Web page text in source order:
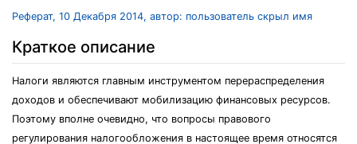
Реферат, 10 Декабря 2014, автор: пользователь скрыл имя
Краткое описание
Налоги являются главным инструментом перераспределения
доходов и обеспечивают мобилизацию финансовых ресурсов.
Поэтому вполне очевидно, что вопросы правового
регулирования налогообложения в настоящее время относятся